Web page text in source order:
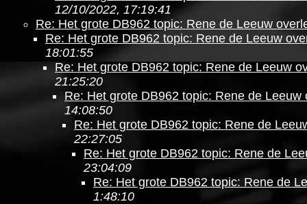
12/10/2022, 17:19:41
Re: Het grote DB962 topic: Rene de Leeuw
Re: Het grote DB962 topic: Rene de Leeuw
18:01:55
Re: Het grote DB962 topic: Rene de Leeuw
21:25:20
Re: Het grote DB962 topic: Rene de Leeuw
14:08:50
Re: Het grote DB962 topic: Rene de
22:27:05
Re: Het grote DB962 topic: Rene de
23:04:09
Re: Het grote DB962 topic: Rene de
1:48:10